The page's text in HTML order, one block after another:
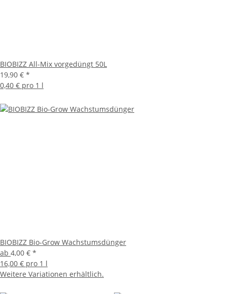
BIOBIZZ All-Mix vorgedüngt 50L
19,90 € *
0,40 € pro 1 l
BIOBIZZ Bio-Grow Wachstumsdünger
ab 4,00 € *
16,00 € pro 1 l
Weitere Variationen erhältlich.